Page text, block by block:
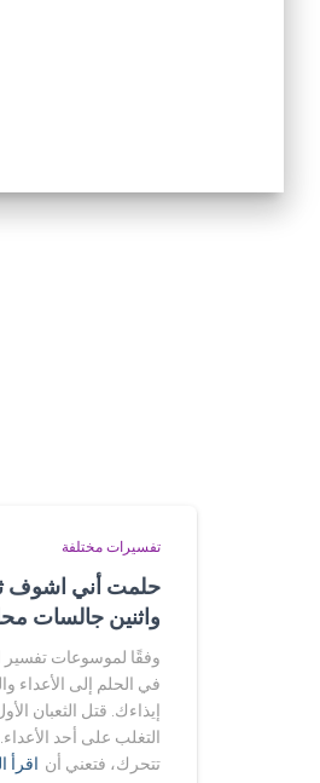
تفسيرات مختلفة
حلمت أني اشوف
واثنين جالسات
وفقًا لموسوعات تفسير
في الحلم إلى الأعداء
إيذاءك. قتل الثعبان
التغلب على أحد الأعداء.
تتحرك، فتعني أن اقرأ